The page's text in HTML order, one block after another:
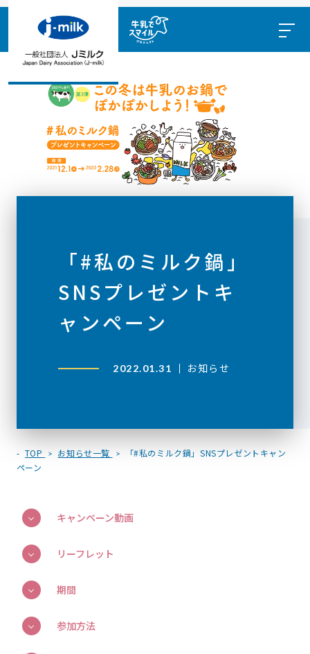
「#私のミルク鍋」
SNSプレゼントキ
ャンペーン
2022.01.31 お知らせ
TOP お知らせ一覧
「#私のミルク鍋」SNSプレゼントキャン
ペーン
キャンペーン動画
リーフレット
期間
参加方法